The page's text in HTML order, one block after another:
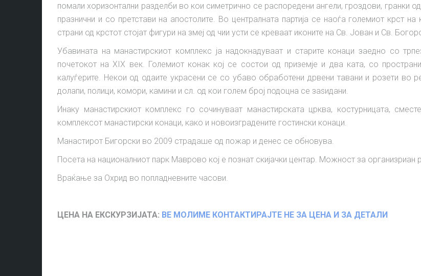
помали хоризонтални разделби во кои симетрично се распоредени ангели, гроздови, гранки
празнични и со претстави на апостолите. Во централната партија се наоѓа големиот крст
страни од крстот стојат фигури на змеј од чии усти се креваат иконите на Св. Јован и Св.
Убавината на манастирскиот комплекс ја надокнадуваат и старите конаци заедно со
почетокот на XIX век. Големиот конак кој се состои од приземје и два ката, со
калуѓерите. Некои од одаите украсени се со убаво обработени дрвени тавани и розети во
долапи, полици, комори, камини и сл. од кои голем број подоцна се заѕидани.
Инаку манастирскиот комплекс го сочинуваат манастирската црква, костурницата,
комплексот манастирски конаци, како и новоизградените гостински конаци.
Манастирот Бигорски во 2009 страдаше од пожар и денес се обновува.
Посета на националниот парк Маврово кој е познат скијачки центар. Можност за организриан
Враќање за Охрид во попладневните часови.
ЦЕНА НА ЕКСКУРЗИЈАТА: ВЕ МОЛИМЕ КОНТАКТИРАЈТЕ НЕ ЗА ЦЕНА И ЗА ДЕТАЛИ